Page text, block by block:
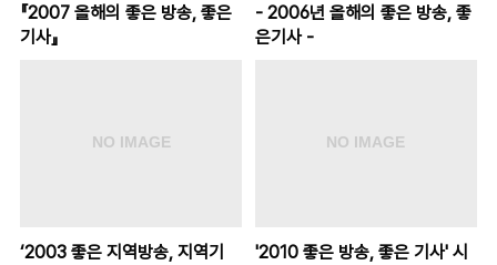
『2007 올해의 좋은 방송, 좋은
기사』
- 2006년 올해의 좋은 방송, 좋
은기사 -
‘2003 좋은 지역방송, 지역기
'2010 좋은 방송, 좋은 기사' 시